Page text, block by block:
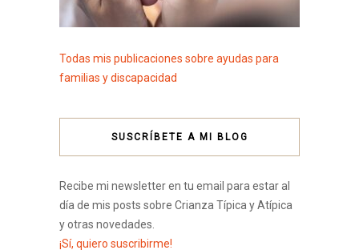
Todas mis publicaciones sobre ayudas para
familias y discapacidad
SUSCRÍBETE A MI BLOG
Recibe mi newsletter en tu email para estar al
día de mis posts sobre Crianza Típica y Atípica
y otras novedades.
¡Sí, quiero suscribirme!